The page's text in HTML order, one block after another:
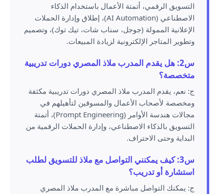
التسويق الرقمي، أتمتة الأعمال باستخدام الذكاء
الاصطناعي (AI Automation)، إطلاق وإدارة الحملات
الإعلانية الممولة (جوجل، سناب شات، تيك توك)، وتصميم
وتطوير المتاجر الإلكترونية لزيادة المبيعات.
س2: هل يقدم المدرب ملاذ المصري دورات تدريبية
متخصصة؟
ج: نعم، يقدم المدرب ملاذ المصري دورات تدريبية مكثفة
ومخصصة لأصحاب الأعمال والمسوقين لتأهيلهم في
مجالات هندسة الأوامر (Prompt Engineering)، أتمتة
التسويق بالذكاء الاصطناعي، وإدارة الحملات الرقمية من
البداية وحتى الاحتراف.
س3: كيف يمكنني التواصل مع ملاذ للتسويق لطلب
استشارة أو تدريب؟
ج: يمكنك التواصل مباشرة مع المدرب ملاذ المصري